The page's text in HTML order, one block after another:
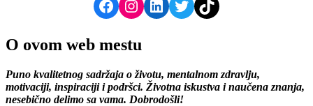
Facebook
Instagram
LinkedIn
TwitterTikTok
O ovom web mestu
Puno kvalitetnog sadržaja o životu, mentalnom zdravlju,
motivaciji, inspiraciji i podršci. Životna iskustva i naučena znanja,
nesebično delimo sa vama. Dobrodošli!